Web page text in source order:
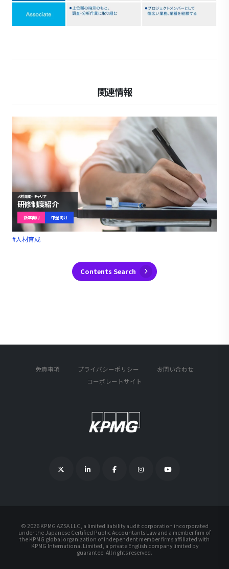
関連情報
人材育成・キャリア
研修制度紹介
新卒向け 中途向け
#人材育成
Contents Search
免責事項 プライバシーポリシー
お問い合わせ
コーポレートサイト
© 2026 KPMG AZSA LLC, a limited liability audit corporation incorporated
under the Japanese Certified Public Accountants Law and a member firm of
the KPMG global organization of independent member firms affiliated with
KPMG International Limited, a private English company limited by
guarantee. All rights reserved.